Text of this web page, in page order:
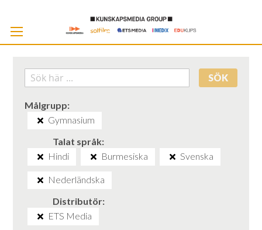
SÖK
Målgrupp
Gymnasium
Talat språk
Hindi
Burmesiska Svenska
Nederländska
Distributör
ETS Media